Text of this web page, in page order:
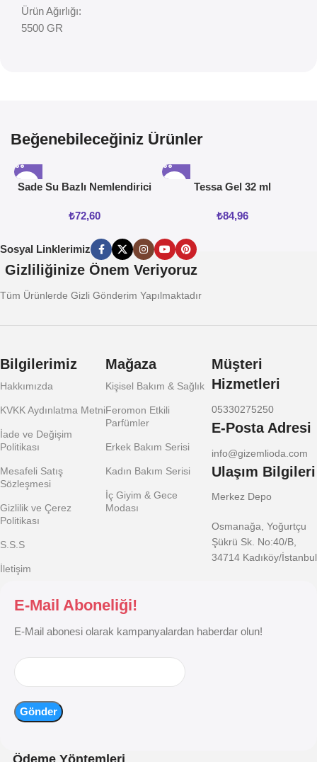
Ürün Ağırlığı:
5500 GR
Beğenebileceğiniz Ürünler
Sade Su Bazlı Nemlendirici
₺72,60
Tessa Gel 32 ml
₺84,96
Sosyal Linklerimiz
Gizliliğinize Önem Veriyoruz
Tüm Ürünlerde Gizli Gönderim Yapılmaktadır
Bilgilerimiz
Hakkımızda
KVKK Aydınlatma Metni
İade ve Değişim
Politikası
Mesafeli Satış
Sözleşmesi
Gizlilik ve Çerez
Politikası
S.S.S
İletişim
Mağaza
Kişisel Bakım & Sağlık
Feromon Etkili
Parfümler
Erkek Bakım Serisi
Kadın Bakım Serisi
İç Giyim & Gece
Modası
Müşteri
Hizmetleri
05330275250
E-Posta Adresi
info@gizemlioda.com
Ulaşım Bilgileri
Merkez Depo
Osmanağa, Yoğurtçu
Şükrü Sk. No:40/B,
34714 Kadıköy/İstanbul
E-Mail Aboneliği!
E-Mail abonesi olarak kampanyalardan haberdar olun!
Ödeme Yöntemleri